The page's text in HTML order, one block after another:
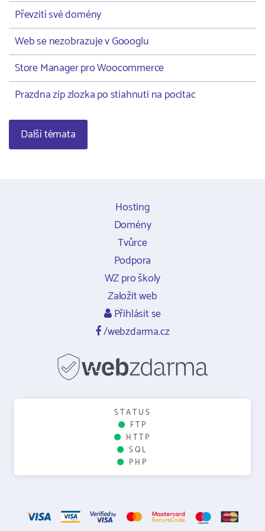
Převzití své domény
Web se nezobrazuje v Goooglu
Store Manager pro Woocommerce
Prazdna zip zlozka po stiahnuti na pocitac
Další témata
Hosting
Domény
Tvůrce
Podpora
WZ pro školy
Založit web
Přihlásit se
/webzdarma.cz
STATUS
FTP
HTTP
SQL
PHP